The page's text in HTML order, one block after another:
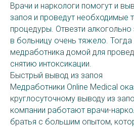
Врачи и наркологи помогут и
запоя и проведут необходимые
процедуры. Отвезти
в больницу очень тяжело. Тогда
медработника домой для
снятию интоксикации.
Быстрый вывод из запоя
Медработники Online Medical
круглосуточному выводу из
компании работают врачи-
братья с большим опытом,